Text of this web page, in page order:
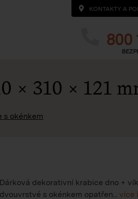
KONTAKTY A
800
× 310 × 121
s okénkem
Dárková dekorativní krabice dno +
dvouvrstvé s okénkem opatřen... více